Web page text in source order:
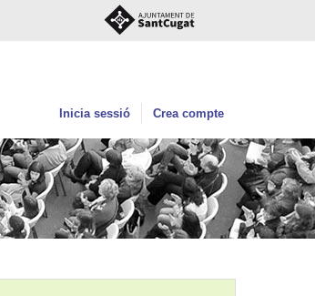
Inicia sessió Crea compte